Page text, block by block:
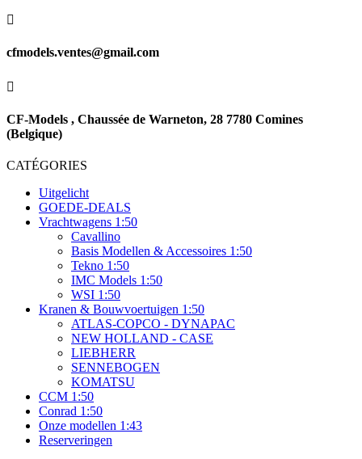

cfmodels.ventes@gmail.com

CF-Models , Chaussée de Warneton, 28 7780 Comines
(Belgique)
CATÉGORIES
Uitgelicht
GOEDE-DEALS
Vrachtwagens 1:50
Cavallino
Basis Modellen & Accessoires 1:50
Tekno 1:50
IMC Models 1:50
WSI 1:50
Kranen & Bouwvoertuigen 1:50
ATLAS-COPCO - DYNAPAC
NEW HOLLAND - CASE
LIEBHERR
SENNEBOGEN
KOMATSU
CCM 1:50
Conrad 1:50
Onze modellen 1:43
Reserveringen